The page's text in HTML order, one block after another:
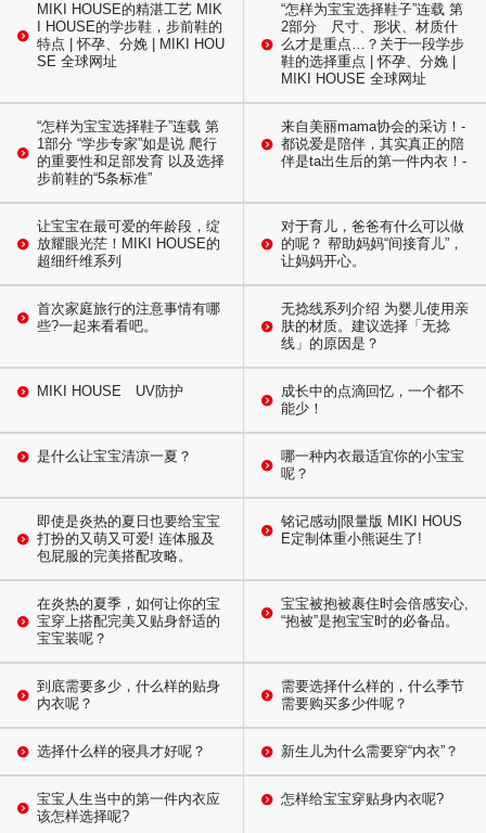
MIKI HOUSE的精湛工艺 MIK
I HOUSE的学步鞋，步前鞋的
特点 | 怀孕、分娩 | MIKI HOU
SE 全球网址
“怎样为宝宝选择鞋子”连载 第
2部分 尺寸、形状、材质什
么才是重点…？关于一段学步
鞋的选择重点 | 怀孕、分娩 |
MIKI HOUSE 全球网址
“怎样为宝宝选择鞋子”连载 第
1部分 “学步专家”如是说 爬行
的重要性和足部发育 以及选择
步前鞋的“5条标准”
来自美丽mama协会的采访！-
都说爱是陪伴，其实真正的陪
伴是ta出生后的第一件内衣！-
让宝宝在最可爱的年龄段，绽
放耀眼光茫！MIKI HOUSE的
超细纤维系列
对于育儿，爸爸有什么可以做
的呢？ 帮助妈妈“间接育儿”，
让妈妈开心。
首次家庭旅行的注意事情有哪
些?一起来看看吧。
无捻线系列介绍 为婴儿使用亲
肤的材质。建议选择「无捻
线」的原因是？
MIKI HOUSE UV防护
成长中的点滴回忆，一个都不
能少！
是什么让宝宝清凉一夏？
哪一种内衣最适宜你的小宝宝
呢？
即使是炎热的夏日也要给宝宝
打扮的又萌又可爱! 连体服及
包屁服的完美搭配攻略。
铭记感动|限量版 MIKI HOUS
E定制体重小熊诞生了!
在炎热的夏季，如何让你的宝
宝穿上搭配完美又贴身舒适的
宝宝装呢？
宝宝被抱被裹住时会倍感安心,
“抱被”是抱宝宝时的必备品。
到底需要多少，什么样的贴身
内衣呢？
需要选择什么样的，什么季节
需要购买多少件呢？
选择什么样的寝具才好呢？ 新生儿为什么需要穿“内衣”？
宝宝人生当中的第一件内衣应
该怎样选择呢?
怎样给宝宝穿贴身内衣呢?